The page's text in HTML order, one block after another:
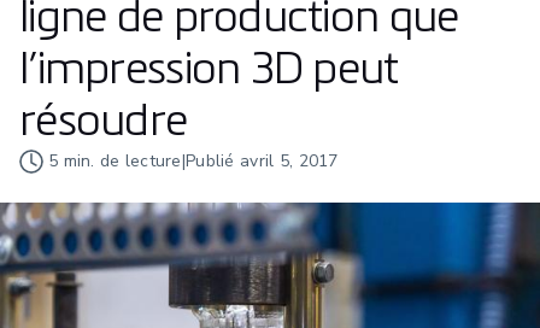
ligne de production que
l’impression 3D peut
résoudre
5 min. de lecture|Publié avril 5, 2017